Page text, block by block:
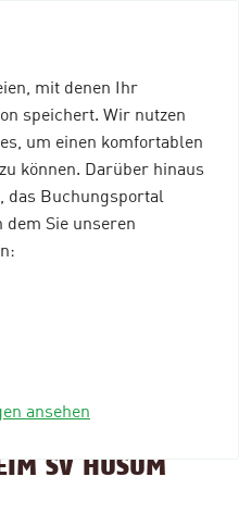
mit denen Ihr
speichert. Wir nutzen
um einen komfortablen
können. Darüber hinaus
das Buchungsportal
Sie unseren
ansehen
SV HUSUM